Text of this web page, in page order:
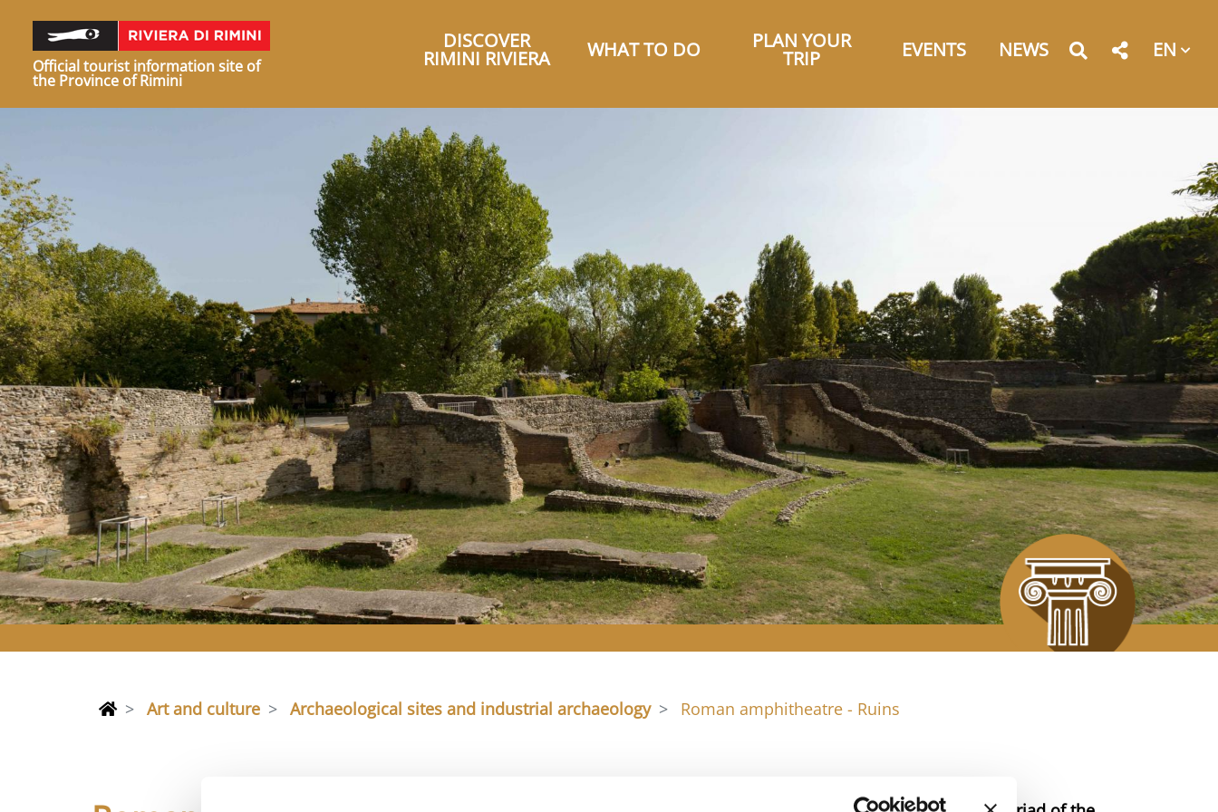
Official tourist information site of
the Province of Rimini
DISCOVER
RIMINI RIVIERA WHAT TO DO PLAN YOUR
TRIP EVENTS NEWS EN
Art and culture Archaeological sites and industrial archaeology Roman amphitheatre - Ruins